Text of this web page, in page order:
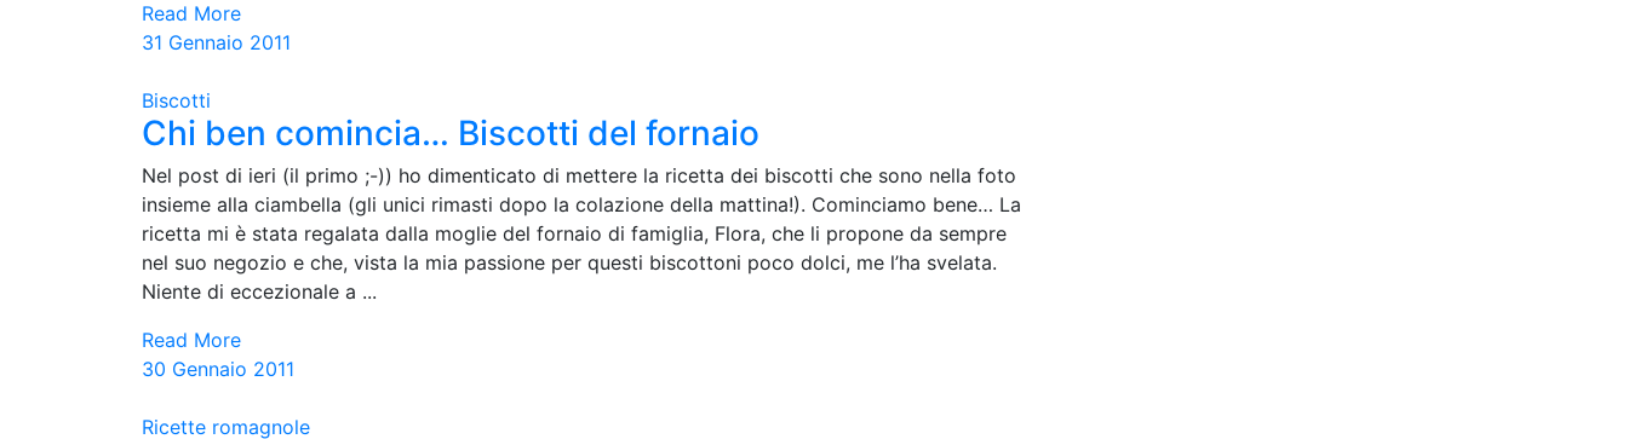
Read More
31 Gennaio 2011
Biscotti
Chi ben comincia… Biscotti del fornaio
Nel post di ieri (il primo ;-)) ho dimenticato di mettere la ricetta dei biscotti che sono nella foto
insieme alla ciambella (gli unici rimasti dopo la colazione della mattina!). Cominciamo bene… La
ricetta mi è stata regalata dalla moglie del fornaio di famiglia, Flora, che li propone da sempre
nel suo negozio e che, vista la mia passione per questi biscottoni poco dolci, me l’ha svelata.
Niente di eccezionale a ...
Read More
30 Gennaio 2011
Ricette romagnole